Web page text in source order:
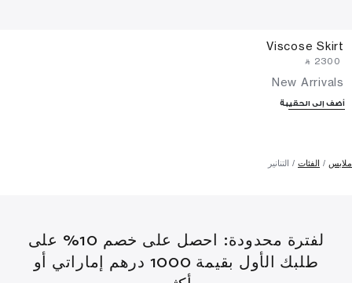
Viscose Skirt
‎ ⃁ ⁦2300⁩ ‎
New Arrivals
أضف إلى الحقيبة
ملابس الفئات التنانير
لفترة محدودة: احصل على خصم 10% على
طلبك الأول بقيمة 1000 درهم إماراتي أو